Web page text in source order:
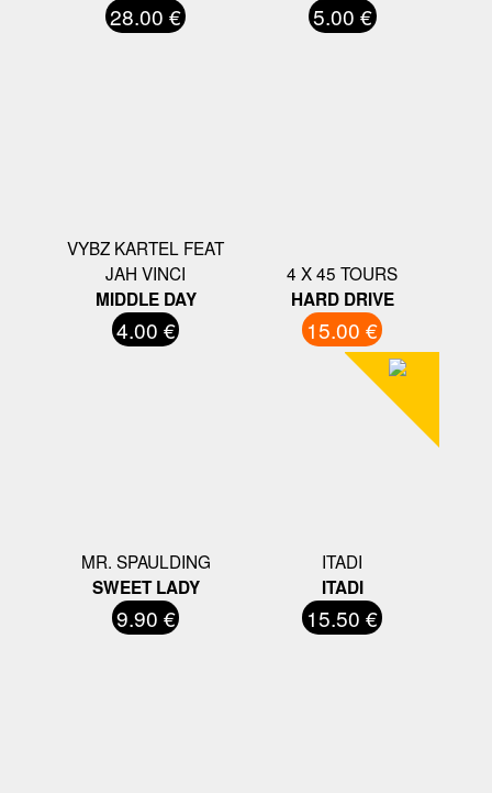
28.00 € 5.00 €
VYBZ KARTEL FEAT
JAH VINCI
MIDDLE DAY
4.00 €
4 X 45 TOURS
HARD DRIVE
15.00 €
MR. SPAULDING
SWEET LADY
9.90 €
ITADI
ITADI
15.50 €